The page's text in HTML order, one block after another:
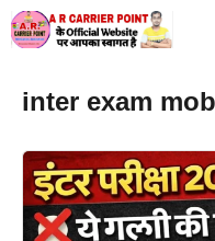
Skip
to
inter exam